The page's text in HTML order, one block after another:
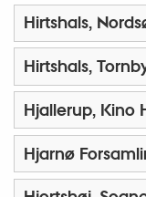
Hirtshals,
Hirtshals,
Hjallerup, Kino
Hjarnø